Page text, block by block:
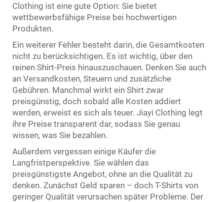
Clothing ist eine gute Option: Sie bietet
wettbewerbsfähige Preise bei hochwertigen
Produkten.
Ein weiterer Fehler besteht darin, die Gesamtkosten
nicht zu berücksichtigen. Es ist wichtig, über den
reinen Shirt-Preis hinauszuschauen. Denken Sie auch
an Versandkosten, Steuern und zusätzliche
Gebühren. Manchmal wirkt ein Shirt zwar
preisgünstig, doch sobald alle Kosten addiert
werden, erweist es sich als teuer. Jiayi Clothing legt
ihre Preise transparent dar, sodass Sie genau
wissen, was Sie bezahlen.
Außerdem vergessen einige Käufer die
Langfristperspektive. Sie wählen das
preisgünstigste Angebot, ohne an die Qualität zu
denken. Zunächst Geld sparen – doch T-Shirts von
geringer Qualität verursachen später Probleme. Der